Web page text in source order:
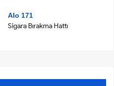
Alo 171
Sigara Bırakma Hattı